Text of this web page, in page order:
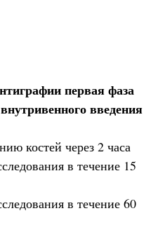
первая фаза
введения
костей через 2 часа
в течение 15
в течение 60